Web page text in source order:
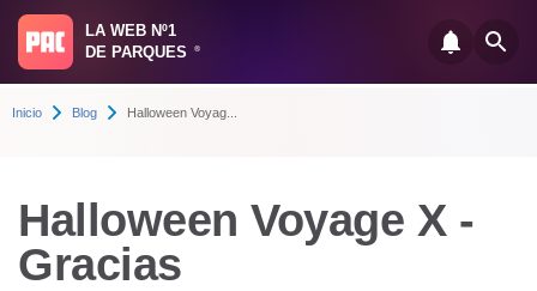
LA WEB Nº1
DE PARQUES
®
Inicio Blog Halloween Voyag...
Halloween Voyage X -
Gracias